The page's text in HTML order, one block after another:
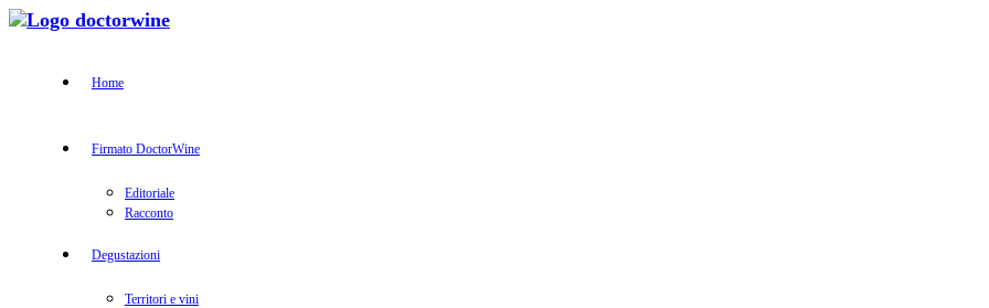
Home
Firmato DoctorWine
Editoriale
Racconto
Degustazioni
Territori e vini